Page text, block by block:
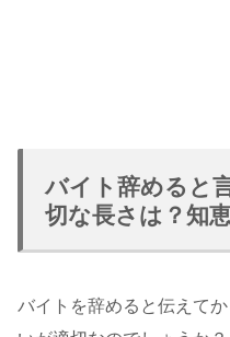
バイト辞めると
切な長さは？知
バイトを辞めると伝えて